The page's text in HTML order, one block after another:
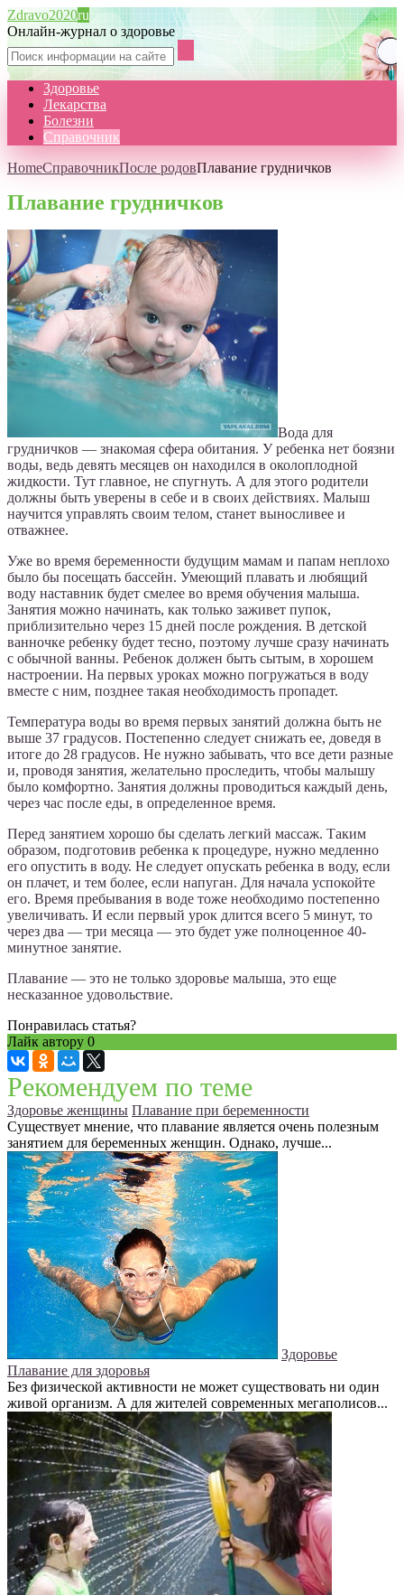
Zdravo2020ru
Онлайн-журнал о здоровье
Здоровье
Лекарства
Болезни
Справочник
HomeСправочникПосле родовПлавание грудничков
Плавание грудничков
Вода для
грудничков — знакомая сфера обитания. У ребенка нет боязни
воды, ведь девять месяцев он находился в околоплодной
жидкости. Тут главное, не спугнуть. А для этого родители
должны быть уверены в себе и в своих действиях. Малыш
научится управлять своим телом, станет выносливее и
отважнее.
Уже во время беременности будущим мамам и папам неплохо
было бы посещать бассейн. Умеющий плавать и любящий
воду наставник будет смелее во время обучения малыша.
Занятия можно начинать, как только заживет пупок,
приблизительно через 15 дней после рождения. В детской
ванночке ребенку будет тесно, поэтому лучше сразу начинать
с обычной ванны. Ребенок должен быть сытым, в хорошем
настроении. На первых уроках можно погружаться в воду
вместе с ним, позднее такая необходимость пропадет.
Температура воды во время первых занятий должна быть не
выше 37 градусов. Постепенно следует снижать ее, доведя в
итоге до 28 градусов. Не нужно забывать, что все дети разные
и, проводя занятия, желательно проследить, чтобы малышу
было комфортно. Занятия должны проводиться каждый день,
через час после еды, в определенное время.
Перед занятием хорошо бы сделать легкий массаж. Таким
образом, подготовив ребенка к процедуре, нужно медленно
его опустить в воду. Не следует опускать ребенка в воду, если
он плачет, и тем более, если напуган. Для начала успокойте
его. Время пребывания в воде тоже необходимо постепенно
увеличивать. И если первый урок длится всего 5 минут, то
через два — три месяца — это будет уже полноценное 40-
минутное занятие.
Плавание — это не только здоровье малыша, это еще
несказанное удовольствие.
Понравилась статья?
Лайк автору 0
Рекомендуем по теме
Здоровье женщины Плавание при беременности
Существует мнение, что плавание является очень полезным
занятием для беременных женщин. Однако, лучше...
Здоровье
Плавание для здоровья
Без физической активности не может существовать ни один
живой организм. А для жителей современных мегаполисов...